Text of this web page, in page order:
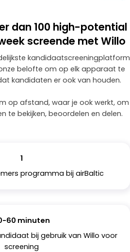
dan 100 high-potential
screende met Willo
kandidaatscreeningplatform
belofte om op elk apparaat te
kandidaten er ook van houden.
op afstand, waar je ook werkt, om
te bekijken, beoordelen en delen.
1
programma bij airBaltic
60 minuten
bij gebruik van Willo voor
screening